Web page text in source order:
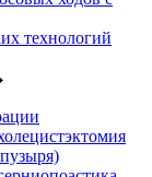
технологий